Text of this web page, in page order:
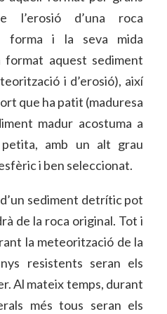
l’erosió d’una roca
forma i la seva mida
format aquest sediment
i d’erosió), així
que ha patit (maduresa
madur acostuma a
amb un alt grau
i ben seleccionat.
sediment detrític pot
de la roca original. Tot i
la meteorització de la
resistents seran els
Al mateix temps, durant
més tous seran els